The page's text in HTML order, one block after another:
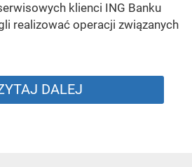
klienci ING Banku
realizować operacji związanych
DALEJ